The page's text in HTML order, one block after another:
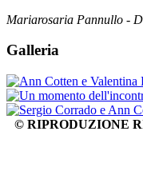
Mariarosaria Pannullo -
Galleria
© RIPRODUZIONE